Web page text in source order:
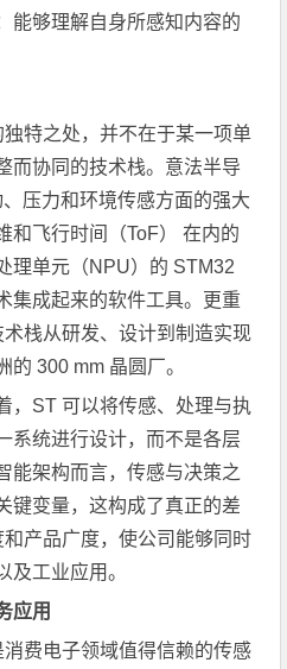
能够理解自身所感知内容的
特之处，并不在于某一项单
而协同的技术栈。意法半导
压力和环境传感方面的强大
和飞行时间（ToF） 在内的
理单元（NPU）的 STM32
集成起来的软件工具。更重
栈从研发、设计到制造实现
300 mm 晶圆厂。
，ST 可以将传感、处理与执
系统进行设计，而不是各层
能架构而言，传感与决策之
键变量，这构成了真正的差
产品广度，使公司能够同时
及工业应用。
应用
费电子领域值得信赖的传感